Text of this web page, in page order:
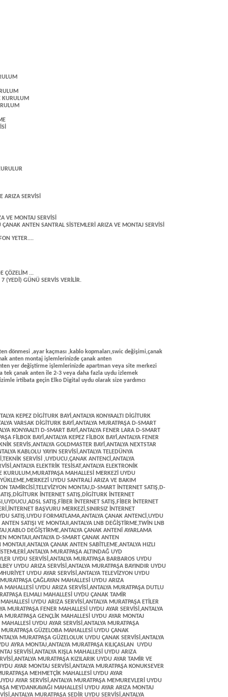
KURULUM
ARIZA SERVİSİ
VE MONTAJ SERVİSİ
ANTEN SANTRAL SİSTEMLERİ ARIZA VE MONTAJ SERVİSİ
YETER....
ÇÖZELİM ...
(YEDİ) GÜNÜ SERVİS VERİLİR.
dönmesi ,ayar kaçması ,kablo kopmaları,swic değişimi,çanak
anten montaj işlemlerinizde çanak anten
yer değiştirme işlemlerinizde apartman veya site merkezi
tek çanak anten ile 2-3 veya daha fazla uydu izlemek
irtibata geçin Elko Digital uydu olarak size yardımcı
MURATPAŞA YÜKSEKALAN MAHALLESİ UYDU ARIZA MONTAJ SERVİSİ,ANTALYA ZERDALİLİK MAHALLESİ UYDU ARIZA MONTAJ SERVİSİ,ANTALYA MURATPAŞA ZÜMRÜTOVA MAHALLESİ UYDU ARIZA SERVİSİ,ANTALYA 100. YIL UYDU SERVİSİ,ANTALYA GÜLLÜK UYDU ARIZA MONTAJ SERVİSİ,ANTALYA DOĞU GARAJI UYDU ARIZA MONTAJ SERVİSİ,ANTALYA ŞARAMPOL UYDU ÇANAK SERVİSİ,ANTALYA ÇALLI UYDU ARIZA TAMİR SERVİSİ,ANTALYA FABRİKALAR UYDU ÇANAK SERVİSİ,ANTALYA KEPEZ ÇANAK ANTEN SERVİSİ,ANTALYA AHATLI UYDU ARIZA MONTAJ SERVİSİ,ANTALYA BARIŞ MAHALLESİ UYDU SERVİSİ,ANTALYA MASADAĞI UYDU ARIZA TAMİR SERVİSİ,ANTALYA MAZIDAĞI UYDU SERVİSİ,ANTALYA KÜLTÜR UYDU SERVİSİ,ANTALYA GÜLVEREN MAHALLESİ UYDU ÇANAK SERVİSİ,ANTALYA GÜNDOĞDU MAHALLESİ UYDU ARIZA SERVİSİ,İLETİŞİM :0242 322 4186-0532 276 1360,ANTALYA ÖZGÜRLÜK MAHALLESİ UYDU SERVİSİ,ANTALYA AYANAOĞLU UYDU ARIZA,ANTALYA KARŞIYAKA UYDU ÇANAK SERVİSİ,ANTALYA VARSAK UYDU SERVİSİ,ANTALYA HÜSNÜ KARAKAŞ ÇANAK ANTENCİ,MURATPAŞA TELEVİZYON TAMİR MONTAJ VE KURULUM GÜNCELLEME SERVİSİ,ANTALYA HABİBLER ÇANAK ANTEN ARIZA,ANTALYA ÇANAK ANTEN TV SERVİSİ,ANTALYA GÖÇERLER UYDU SERVİSİ,ANTALYA GAZİ UYDU SERVİSİ,ANTALYA DOKUMA UYDU ARIZA SERVİSİ,ANTALYA ANTKOOP UYDU SERVİSİ,ANTALYA ANTKOOP UYDU ÇANAK ARIZA MONTAJ,ANTALYA DOĞUYAKA UYDU ÇANAK SERVİSİ,ANTALYA KÜTÜKÇÜ UYDU SERVİSİ,ANTALYA KUZEYYAKA UYDU SERVİSİ,ÇANAK ANTENCİ,ANTALYA MEHMETÇİK UYDU SERVİSİ,ANTALYA ÇANAK MONTAJ SERVİSİ,CEBESOY ÇANAK MONTAJ,ANTALYA ÇANAK ANTEN MONTAJ TAMİR VE BAKIM SERVİSİ,ANTALYA YAVUZ SELİM UYDU ARIZA MONTAJ,ANTALAY ZAFER UYDU SERVİSİ,ANTALYA ŞELALE UYDU SERVİSİ,ANTALYA DEMİREL UYDU SERVİSİ,ANTALYA MENDERES UYDU ÇANAK SERVİSİ,ANTALYA DUACI UYDU SERVİSİ,ANTALYA KEPEZALTI UYDU SERVİSİ,ANTALYA UYDU SERVİSİ,ANTALYA ÇAMLIBEL UYDU SERVİSİ,ANTALYA FATİH UYDU SERVİSİ,ANTALYA ÇANKAYA UYDU SERVİSİ,ANTALYA 4K ULTRA HD UYDU ARIZA SERVİSİ,ANTALYA KEPEZ ÇANAK ANTEN ARIZA SERVİSİ,ANTALYA ÜNSAL UYDU AYAR SERVİSİ,ANTALYA KONYAALTI UYDU ARIZA MONTAJ SERVİSİ,ANTALYA TELEVİZYON TAMİRCİNİZ,ANTALYA TV LCD LED TV MONTAJ SERVİSİ,ANTALYA KONYAALTI ÇANAK ANTEN ARIZA MONTAJ TAMİR SERVİSİ,ANTALYA UYDUCU,ANTALYA AKDAMLAR UYDU ARIZA SERVİSİ,ANTALYA AKKUYU ÇANAK ARIZA ,ANTALYA UYDU SATIŞ,ANTALYA ALTINKUM UYDU ARIZA SERVİSİ,ANTALYA ARAPSUYU ÇANAK ARIZA MONTAJ,ANTALYA DAĞ UYDU SERVİSİ,ANTALYA UYDU SERVİSİ,ANTALYA AŞAĞI KARAMAN UYDU ARIZA SERVİSİ,ANTALYA AYDINLIK UYDU SERVİSİ,ANTALYA UYDU AYAR VE MONTAJ SERVİSİ,ÇANAK ANTEN MONTAJ USTASI,ANTALYA BAHTILI UYDU ARIZA SERVİSİ,ANTALYA ÇAĞLARCA ÇANAK ANTEN SERVİSİ,ANTALYA ÇAMLIBEL UYDU SERVİSİ,ANTALYA ÇİTDİBİ UYDU ARIZA SERVİSİ,ANTALYA DEMİRCİLİK UYDU ARIZA SERVİSİ,ANTALYA DOYRAN UYDU SERVİSİ,ANTALYA ZÜMRÜT UYDU SERVİSİ,ANTALYA YENİ UYDU SERVİSİ,ANTALYA ÜÇOLUK UYDU SERVİSİ,ANTALYA UNCALI ÇANAK SERVİSİ,ANTALYA UNCALI UYDU AYAR SERVİSİ,ANTALYA TOROS UYDU SERVİSİ,ANTALYA SİTELER UYDU ARIZA SERVİSİ,ANTALYA SARISU UYDU SERVİSİ,ANTALYA PINARBAŞI UYDU SERVİSİ,ANTALYA ÖĞRETMENLER EVİ UYDU SERVİSİ,ANTALYA ÖĞRETMENLER EVİ ÇANAK SERVİSİ,ANTALYA HIZLI ÇANAK ANTEN ARIZA SERVİSİ,ANTALYA MOLLA YUSUF UYDU SERVİSİ,ANTALYA LİMAN UYDU SERVİSİ,ANTALYA KUŞKAVAĞI UYDU SERVİSİ,ANTALYA KURUÇAY UYDU SERVİSİ,MURATPAŞA UYDU SERVİSİ,ANTALYA KIR UYDU SERVİSİ,ANTALYA GÜRSU UYDU SERVİSİ,ANTALYA SU İÇECEK UYDU SERVİSİ,ANTALYA ZÜMRÜT UYDU SERVİSİ,UYDU SERVİSİ@ANTALYA TÜM BÖLGELER UYDU ÇANAK ARIZA SERVİSİ,ANTALYA ALTINDAĞ MAHALLESİ DİGİTURK BAYİ VE TEKNİK SERVİSİ,ANTALYA ALTINDAĞ MAHALLESİ ELEKTRİKÇİ,ANTALYA ALTINDAĞ MAHALLESİ D-SMART BAYİ VE TEKNİK SERVİSİ,ANTALYA ALTINDAĞ MAHALLESİ TELEVİZYON TAMİRCİSİ,LCD LED TV PLAZMA TV MONTAJ,ALTINDAĞ MAHALLESİ UYDUCU,ANTALYA GENÇLİK MAHALLESİ UYDUCU,ANTALYA GENÇLİK MAHALLESİ DİGİTURK BAYİ VE TEKNİK SERVİSİ,ANTALYA GENÇLİK MAHALLESİ TELEVİZYON LCD PLAZMA LED TV TAMİR VE MONTAJI,ANTALYA GENÇLİK MAHALLESİ ELEKTRİKÇİ,ANTALYA GENÇLİK MAHALLESİ FİLBOX BAYİ VE SERVİSİ,ANTALYA GENÇLİK MAHALLESİ D-SMART BAYİ,ANTALYA MURATPAŞA ELEKTRİKÇİ,ANTALYA KONYAALTI ELEKTRİKÇİ,ANTALYA KEPEZ ELEKTRİKÇİ,ANTALYA ELEKTRİKÇİ,ELEKTRİK ARIZA SERVİSİ,LARA ELEKTRİKÇİ,ZERDALİLİK ELEKTRİKÇİ,ANTALYA BAHÇELİEVLER MAHALLESİ DİGİTURK BAYİ,ANTALYA BAHÇELİEVLER MAHALLESİ D-SMART BAYİ VE SERVİSİ,ANTALYA ÇANAK ANTEN LNB DEĞİŞİMİ,ANTALYA BAHÇELİEVLER FİLBOX BAYİ,ANTALYA ÇANAK ANTEN AYAR SERVİSİ,ANTALYA BAHÇELİEVLER TELEVİZYON LCD PLAZMA TAMİR VE MONTAJ,ANTALYA ÇAYBAŞI MAHALLESİ DİGİTURK BAYİ,ANTALYA ÇAYBAŞI D-SMART,ANTALYA ÇAYBAŞI FİLBOX BAYİ,UYDU ÇANAK USTASI,ANTALYA ÇAYBAŞI TELEVİZYON LCD LED MONTAJ TAMİR,ANTALYA ÇAYBAŞI MAHALLESİ ELEKTRİKÇİ,ANTALYA SİNAN MAHALLESİ DİGİTURK BAYİ,ANTALYA SİNAN D-SMART BAYİ,ANTALYA SİNAN ELEKTRİKÇİ,ANTALYA SİNAN MAHALLESİ TV LCD LED TV TAMİR VE MONTAJ,TURKCELL SUPERONLINE SATIŞ NOKTASI,ADSL SATIŞ,İNTERNET ABONELİK,SUPERONLINE SATIŞ NOKTASI,ANTALYA ZERDALİLİK TV MONTAJ,ANTALYA ZERDALİLİK MAHALLESİ DİGİTURK BAYİ,ANTALYA ZERDALİLİK MAHALLESİ D-SMART BAYİ,ANTALYA ZERDALİLİK MAHALLESİ ELEKTRİKÇİ,ANTALYA ZERDALİLİK TELEVİZYON TAMİRCİSİ,ANTALYA ÇAĞLAYAN MAHALLESİ TVLCD LED TAMİR VE MONTAJ,ANTALYA ÇANAK ANTENCİ,ÇAĞLAYAN MAHALLESİ DİGİTURK BAYİ,ANTALYA ÇANAK ANTEN DÖNMESİ VE NAKİL TAŞIMA İŞLERİ YAPILIR,ÇAĞLAYAN MAHALLESİ D-SMART BAYİ,ÇAĞLAYAN MAHALLESİ ELEKTRİKÇİ,ANTALYA UYDUCU,ÇAĞLAYAN MAHALLESİ FİLBOX BAYİ,ANTALYA D-SMART YETKİLİ BAYİ VE TEKNİK SERVİS HİZMETLERİ,ÇAĞLAYAN UYDUCU,ZERDALİLİK FİLBOX BAYİ,ANTALYA ELMALI MAHALLESİ DİGİTURK D-SMART FİLBOX YETKİLİ BAYİ VE TEKNİK SERVİSİ,ANTALYA ELMALI MAHALLESİ TELEVİZYON LCD PLAZMA MONTAJ VE TAMİR,ANTALYA ERMENEK MAHALLESİ DİGİTURK D-SMART FİLBOX BAYİ,ANTALYA ERMENEK MAHALLESİ TELEVİZYON TAMİR VE MONTAJ,ANTALYA ETİLER MAHALLESİ DİGİTURK D-SMART FİLBOX YETKİLİ BAYİ VE TEKNİK SERVİSİ,ANTALYA ETİLER LCD PLAZMA TV TAMİR VE MONTAJ,ANTALYA BALBEY MAHALLESİ DİGİTURK BAYİ,ANTALYA BALBEY MAHALLESİ D-SMART BAYİ,BALBEY MAHALLESİ ELEKTRİKÇİ,ANTALYA BALBEY MAHALLESİ FİLBOX BAYİ,BALBEY UYDUCU,ANTALYA BARBAROS MAHALLESİ DİGİTURK BAYİ,ANT